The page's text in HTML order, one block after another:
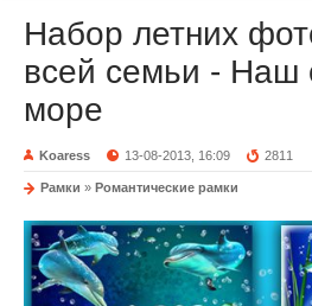
Набор летних
всей семьи - Наш
море
Koaress 13-08-2013, 16:09 2811
Рамки » Романтические рамки